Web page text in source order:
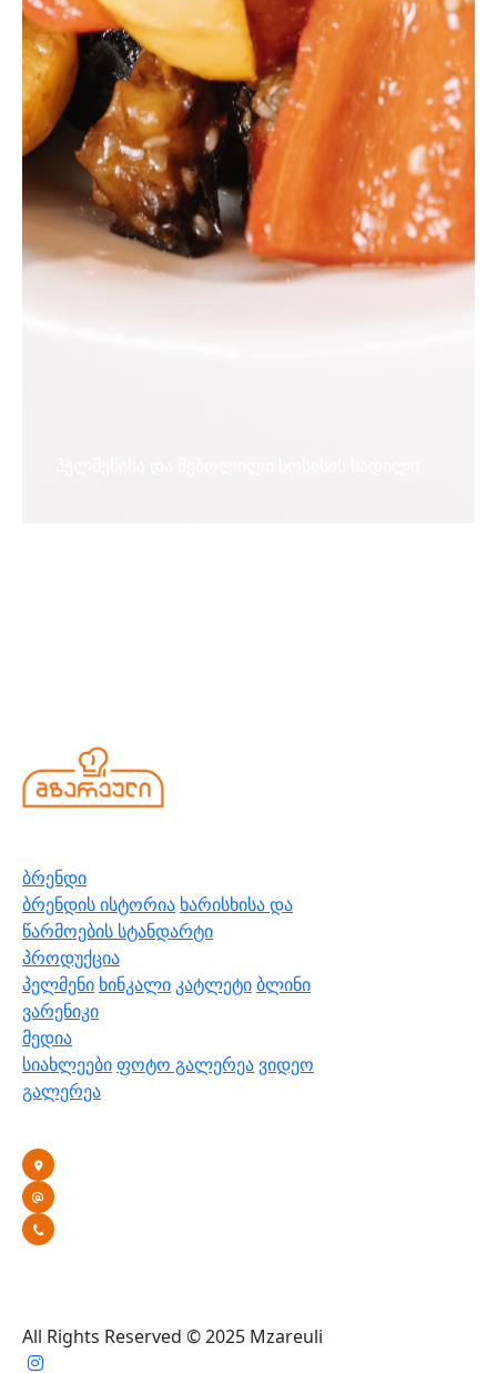
ბრენდი
ბრენდის ისტორია ხარისხისა და
წარმოების სტანდარტი
პროდუქცია
პელმენი ხინკალი კატლეტიბლინი
ვარენიკი
მედია
სიახლეებიფოტო გალერეა ვიდეო
გალერეა
All Rights Reserved © 2025 Mzareuli